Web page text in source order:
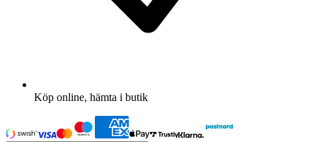
Köp online, hämta i butik